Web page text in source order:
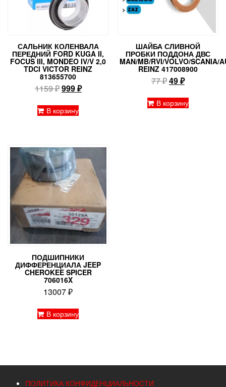
САЛЬНИК КОЛЕНВАЛА
ПЕРЕДНИЙ FORD KUGA II,
FOCUS III, MONDEO IV/V 2,0
TDCI VICTOR REINZ
813655700
1159₽Первоначальная
составляла
999₽Текущая
В корзину
ШАЙБА СЛИВНОЙ
ПРОБКИ ПОДДОНА ДВС
MAN/MB/RVI/VOLVO/SCANIA/
REINZ 417008900
77₽
составляла
49₽Текущая
49 ₽.
В корзину
ПОДШИПНИКИ
ДИФФЕРЕНЦИАЛА JEEP
CHEROKEE SPICER
706016X
13007₽
В корзину
ПОЛИТИКА КОНФИДЕНЦИАЛЬНОСТИ